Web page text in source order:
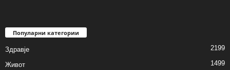
Популарни категории
Здравје 2199
Живот 1499